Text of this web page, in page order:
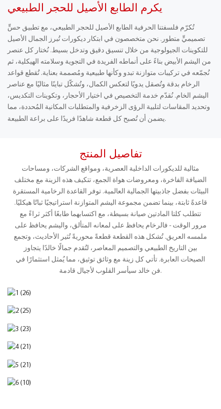
يكرم الطابع الأصيل للحجر الطبيعي
تُكرّم فلسفتنا الحرفية الطابع الأصيل للحجر الطبيعي، مع تطبيق حسٍّ
تصميميٍّ متطور. نحن متخصصون في ابتكار ديكورات تُبرز الجمال الأصيل
للتكوينات الجيولوجية من خلال تنسيق دقيق وتدخل بسيط. نُختار كل عنصر
من اليشم الأبيض بناءً على أنماطه الفريدة في التجوية وسلامته الهيكلية، ثم
نُجمّعه في تركيبات متوازنة تبدو وكأنها طبيعية ومُصممة بعناية. تُقطع قواعد
الرخام بدقة وتُصقل يدويًا لتعكس الكمال، وتُشكّل تباينًا مثاليًا مع عناصر
اليشم الخام. نُقدّم خدمة التخصيص في اختيار الأحجار، وتكوينات التكديس،
وتحديد المقاسات لتلبية الرؤى الزخرفية والمتطلبات المكانية المُحددة، مما
يضمن أن تُصبح كل قطعة شاهدًا فريدًا على براعة الطبيعة.
تفاصيل المنتج
مثالية للديكورات الداخلية العصرية، ومواقع الشركات، ومساحات
الضيافة الفاخرة، ومعروضات هواة الجمع، تتكيف هذه الزينة مع مختلف
البيئات بفضل جاذبيتها الجمالية العالمية. توفر القاعدة الرخامية المستقرة
قاعدةً ثابتة، بينما تضمن مجموعة اليشم المتوازنة استراتيجيًا ثباتًا هيكليًا.
تتطلب كلتا المادتين صيانة بسيطة، مع اكتسابهما طابعًا أكثر ثراءً مع
مرور الوقت - فالرخام يحافظ على لمعانه المتألق، واليشم يحافظ على
ملمسه العريق. تُشكل هذه القطعة قطعةً محوريةً تُثير الأحاديث، وتجمع
بين التاريخ الطبيعي والتصميم المعاصر، لتُقدم جمالًا خالدًا يتجاوز
الصيحات العابرة. تأتي كل زينة مع وثائق توثيق، مما يُمثل استثمارًا في
فن خالد سيأسر القلوب لأجيال قادمة.